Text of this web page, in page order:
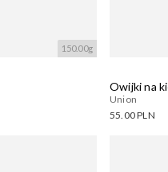
150.00g
Owijki na
Union
55.00 PLN